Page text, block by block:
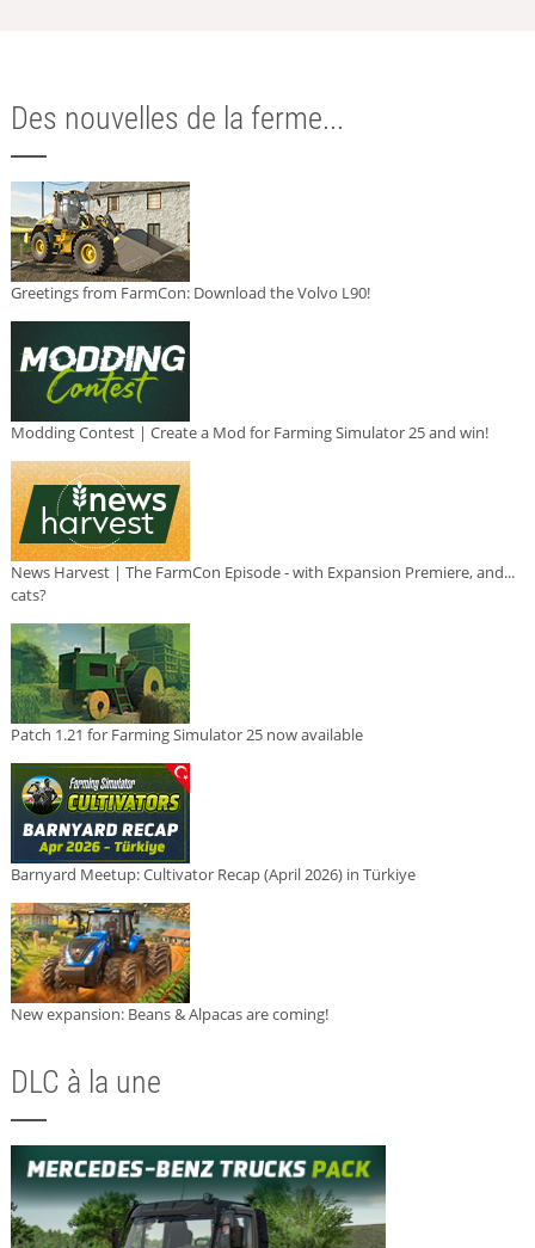
Des nouvelles de la ferme...
Greetings from FarmCon: Download the Volvo L90!
Modding Contest | Create a Mod for Farming Simulator 25 and win!
News Harvest | The FarmCon Episode - with Expansion Premiere, and...
cats?
Patch 1.21 for Farming Simulator 25 now available
Barnyard Meetup: Cultivator Recap (April 2026) in Türkiye
New expansion: Beans & Alpacas are coming!
DLC à la une